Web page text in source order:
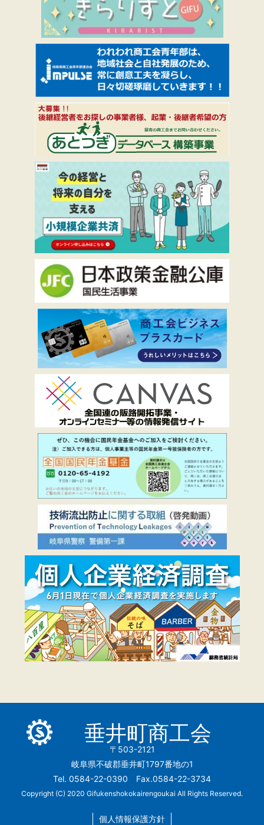
垂井町商工会
〒503-2121
岐阜県不破郡垂井町1797番地の1
Tel. 0584-22-0390 Fax.0584-22-3734
Copyright (C) 2020 Gifukenshokokairengoukai All Rights Reserved.
個人情報保護方針